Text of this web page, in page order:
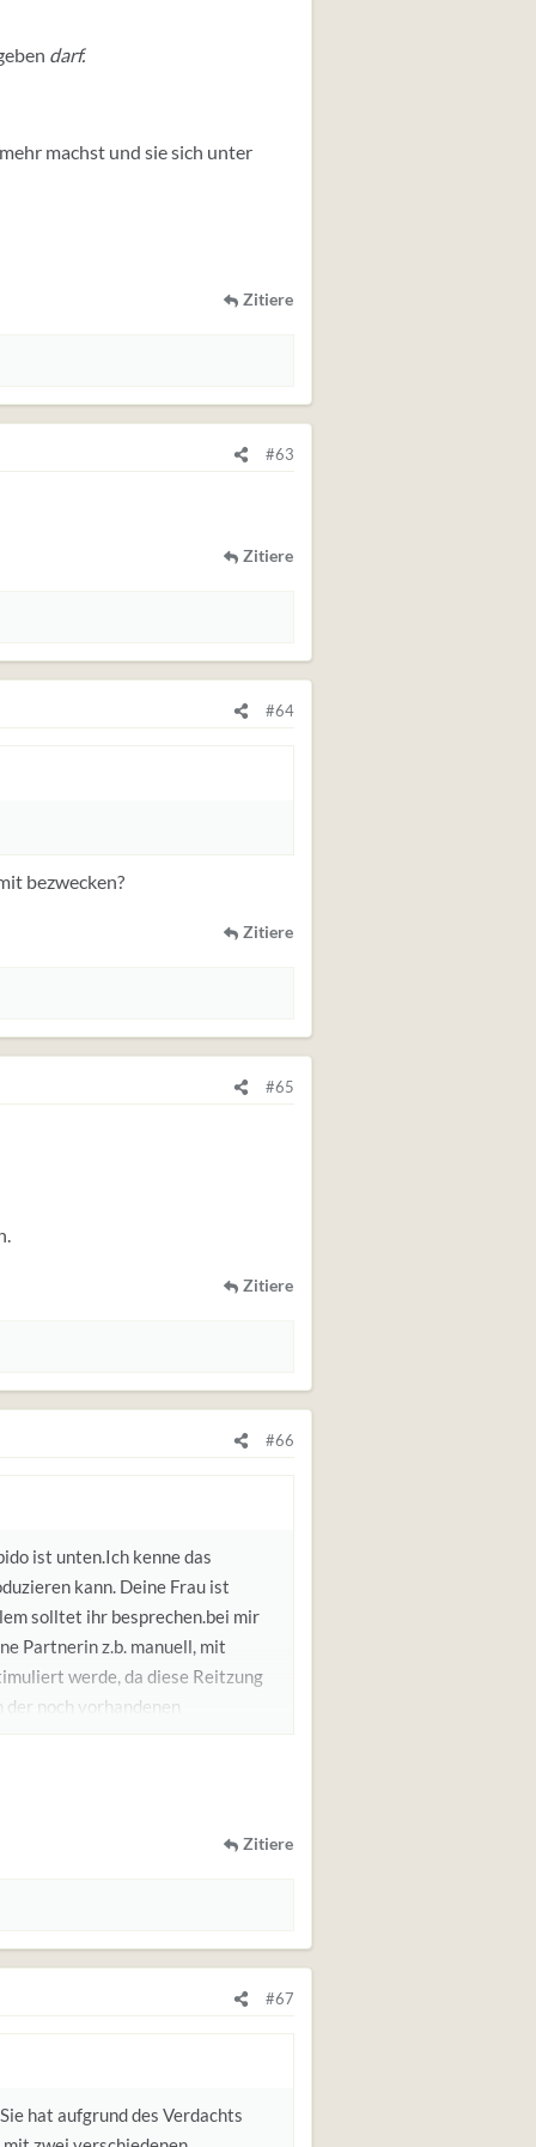
darf.
machst und sie sich unter
Zitiere
#63
Zitiere
#64
bezwecken?
Zitiere
#65
Zitiere
#66
ist unten.Ich kenne das
kann. Deine Frau ist
solltet ihr besprechen.bei mir
Partnerin z.b. manuell, mit
werde, da diese Reitzung
noch vorhandenen
(erinnere dich an die
mache ihr klar das Du sie
einfach furchtbar vom
Zitiere
#67
hat aufgrund des Verdachts